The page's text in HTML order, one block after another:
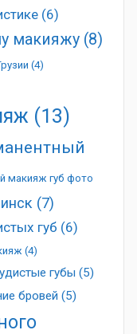
(6)
макияжу (8)
(4)
(13)
макияж губ фото
(7)
губ (6)
(4)
губы (5)
бровей (5)